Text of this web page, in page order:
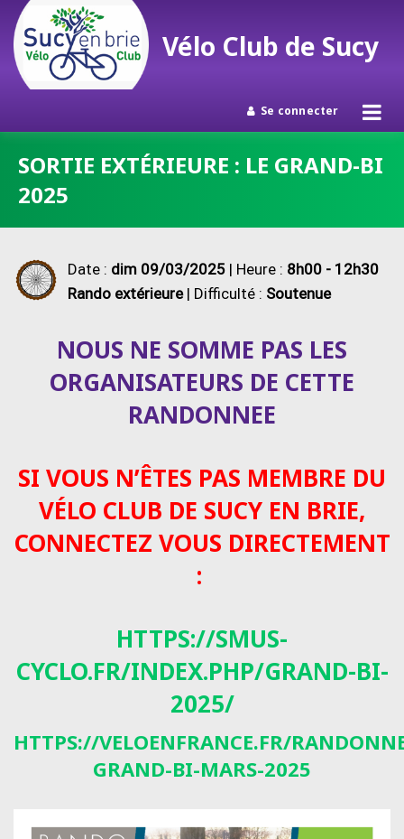
contenu
Vélo Club de Sucy
Se connecter
SORTIE EXTÉRIEURE : LE GRAND-BI
2025
Date : dim 09/03/2025 | Heure : 8h00 - 12h30
Rando extérieure| Difficulté : Soutenue
NOUS NE SOMME PAS LES
ORGANISATEURS DE CETTE
RANDONNEE
SI VOUS N’ÊTES PAS MEMBRE DU
VÉLO CLUB DE SUCY EN BRIE,
CONNECTEZ VOUS DIRECTEMENT
:
HTTPS://SMUS-
CYCLO.FR/INDEX.PHP/GRAND-BI-
2025/
HTTPS://VELOENFRANCE.FR/
GRAND-BI-MARS-2025